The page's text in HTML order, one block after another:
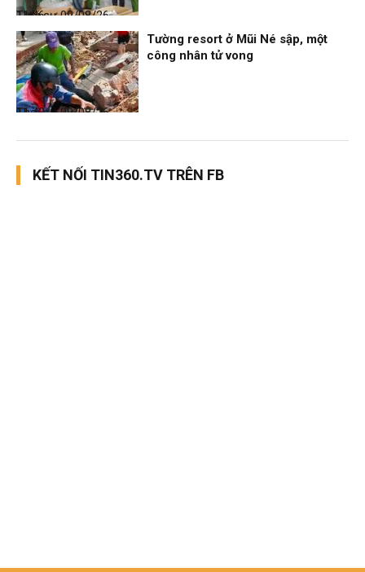
Thời sự
09/08/26, 11:46
Thời sự
09/08/26, 11:43
Tường resort ở Mũi Né sập, một
công nhân tử vong
KẾT NỐI TIN360.TV TRÊN FB